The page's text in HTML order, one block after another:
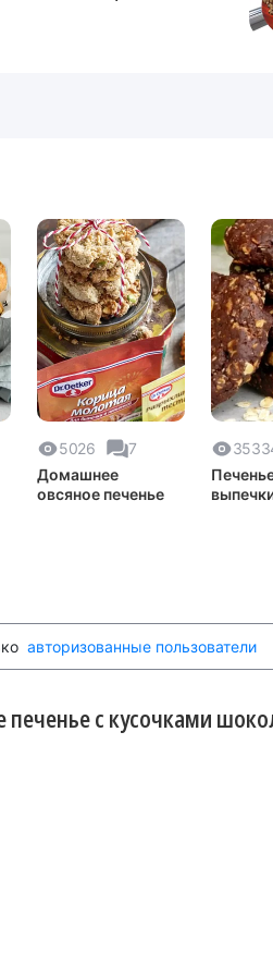
5026
7
Домашнее
овсяное печенье
авторизованные пользователи
с кусочками